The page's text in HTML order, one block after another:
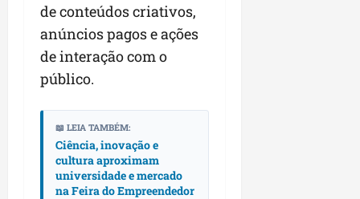
de conteúdos criativos,
anúncios pagos e ações
de interação com o
público.
📖 LEIA TAMBÉM:
Ciência, inovação e
cultura aproximam
universidade e mercado
na Feira do Empreendedor